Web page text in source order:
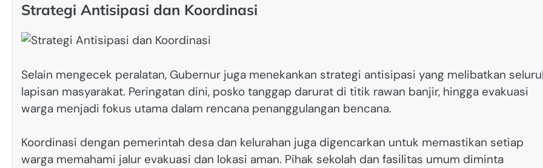
Strategi Antisipasi dan Koordinasi
Selain mengecek peralatan, Gubernur juga menekankan strategi antisipasi yang melibatkan
lapisan masyarakat. Peringatan dini, posko tanggap darurat di titik rawan banjir, hingga evakuasi
warga menjadi fokus utama dalam rencana penanggulangan bencana.
Koordinasi dengan pemerintah desa dan kelurahan juga digencarkan untuk memastikan setiap
warga memahami jalur evakuasi dan lokasi aman. Pihak sekolah dan fasilitas umum diminta